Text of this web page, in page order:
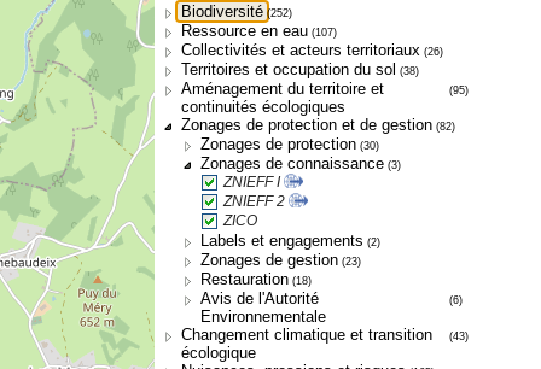
Biodiversité (252)
Ressource en eau (107)
Collectivités et acteurs territoriaux (26)
Territoires et occupation du sol (38)
Aménagement du territoire et
continuités écologiques
(95)
Zonages de protection et de gestion (82)
Zonages de protection (30)
Zonages de connaissance (3)
ZNIEFF I
ZNIEFF 2
ZICO
Labels et engagements (2)
Zonages de gestion (23)
Restauration (18)
Avis de l'Autorité
Environnementale
(6)
Changement climatique et transition
écologique
(43)